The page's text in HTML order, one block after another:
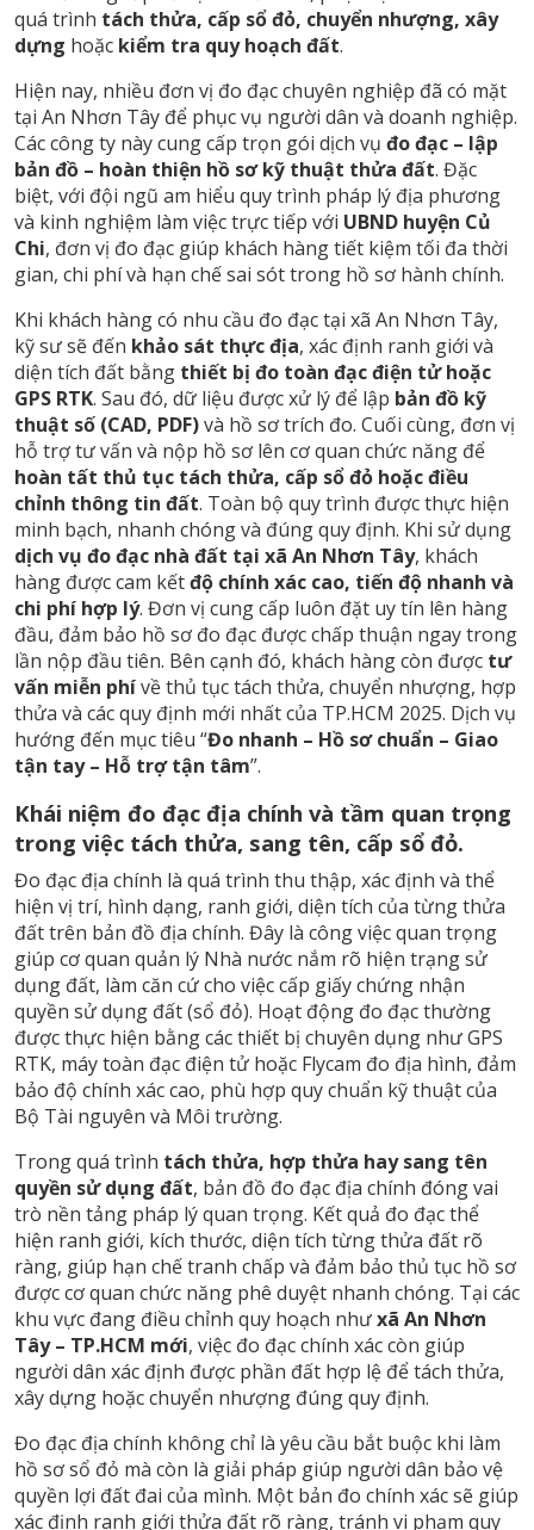
quá trình tách thửa, cấp sổ đỏ, chuyển nhượng, xây
dựng hoặc kiểm tra quy hoạch đất.
Hiện nay, nhiều đơn vị đo đạc chuyên nghiệp đã có mặt
tại An Nhơn Tây để phục vụ người dân và doanh nghiệp.
Các công ty này cung cấp trọn gói dịch vụ đo đạc – lập
bản đồ – hoàn thiện hồ sơ kỹ thuật thửa đất. Đặc
biệt, với đội ngũ am hiểu quy trình pháp lý địa phương
và kinh nghiệm làm việc trực tiếp với UBND huyện Củ
Chi, đơn vị đo đạc giúp khách hàng tiết kiệm tối đa thời
gian, chi phí và hạn chế sai sót trong hồ sơ hành chính.
Khi khách hàng có nhu cầu đo đạc tại xã An Nhơn Tây,
kỹ sư sẽ đến khảo sát thực địa, xác định ranh giới và
diện tích đất bằng thiết bị đo toàn đạc điện tử hoặc
GPS RTK. Sau đó, dữ liệu được xử lý để lập bản đồ kỹ
thuật số (CAD, PDF)và hồ sơ trích đo. Cuối cùng, đơn vị
hỗ trợ tư vấn và nộp hồ sơ lên cơ quan chức năng để
hoàn tất thủ tục tách thửa, cấp sổ đỏ hoặc điều
chỉnh thông tin đất. Toàn bộ quy trình được thực hiện
minh bạch, nhanh chóng và đúng quy định. Khi sử dụng
dịch vụ đo đạc nhà đất tại xã An Nhơn Tây, khách
hàng được cam kếtđộ chính xác cao, tiến độ nhanh và
chi phí hợp lý. Đơn vị cung cấp luôn đặt uy tín lên hàng
đầu, đảm bảo hồ sơ đo đạc được chấp thuận ngay trong
lần nộp đầu tiên. Bên cạnh đó, khách hàng còn được tư
vấn miễn phívề thủ tục tách thửa, chuyển nhượng, hợp
thửa và các quy định mới nhất của TP.HCM 2025. Dịch vụ
hướng đến mục tiêu “Đo nhanh – Hồ sơ chuẩn – Giao
tận tay – Hỗ trợ tận tâm”.
Khái niệm đo đạc địa chính và tầm quan trọng
trong việc tách thửa, sang tên, cấp sổ đỏ.
Đo đạc địa chính là quá trình thu thập, xác định và thể
hiện vị trí, hình dạng, ranh giới, diện tích của từng thửa
đất trên bản đồ địa chính. Đây là công việc quan trọng
giúp cơ quan quản lý Nhà nước nắm rõ hiện trạng sử
dụng đất, làm căn cứ cho việc cấp giấy chứng nhận
quyền sử dụng đất (sổ đỏ). Hoạt động đo đạc thường
được thực hiện bằng các thiết bị chuyên dụng như GPS
RTK, máy toàn đạc điện tử hoặc Flycam đo địa hình, đảm
bảo độ chính xác cao, phù hợp quy chuẩn kỹ thuật của
Bộ Tài nguyên và Môi trường.
Trong quá trình tách thửa, hợp thửa hay sang tên
quyền sử dụng đất, bản đồ đo đạc địa chính đóng vai
trò nền tảng pháp lý quan trọng. Kết quả đo đạc thể
hiện ranh giới, kích thước, diện tích từng thửa đất rõ
ràng, giúp hạn chế tranh chấp và đảm bảo thủ tục hồ sơ
được cơ quan chức năng phê duyệt nhanh chóng. Tại các
khu vực đang điều chỉnh quy hoạch nhưxã An Nhơn
Tây – TP.HCM mới, việc đo đạc chính xác còn giúp
người dân xác định được phần đất hợp lệ để tách thửa,
xây dựng hoặc chuyển nhượng đúng quy định.
Đo đạc địa chính không chỉ là yêu cầu bắt buộc khi làm
hồ sơ sổ đỏ mà còn là giải pháp giúp người dân bảo vệ
quyền lợi đất đai của mình. Một bản đo chính xác sẽ giúp
xác định ranh giới thửa đất rõ ràng, tránh vi phạm quy